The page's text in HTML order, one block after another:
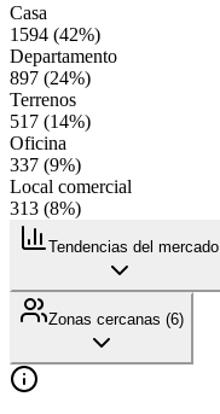
Casa
1594 (42%)
Departamento
897 (24%)
Terrenos
517 (14%)
Oficina
337 (9%)
Local comercial
313 (8%)
Tendencias del mercado
Zonas cercanas (6)